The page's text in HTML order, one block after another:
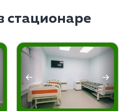
зависимости и
стационаре